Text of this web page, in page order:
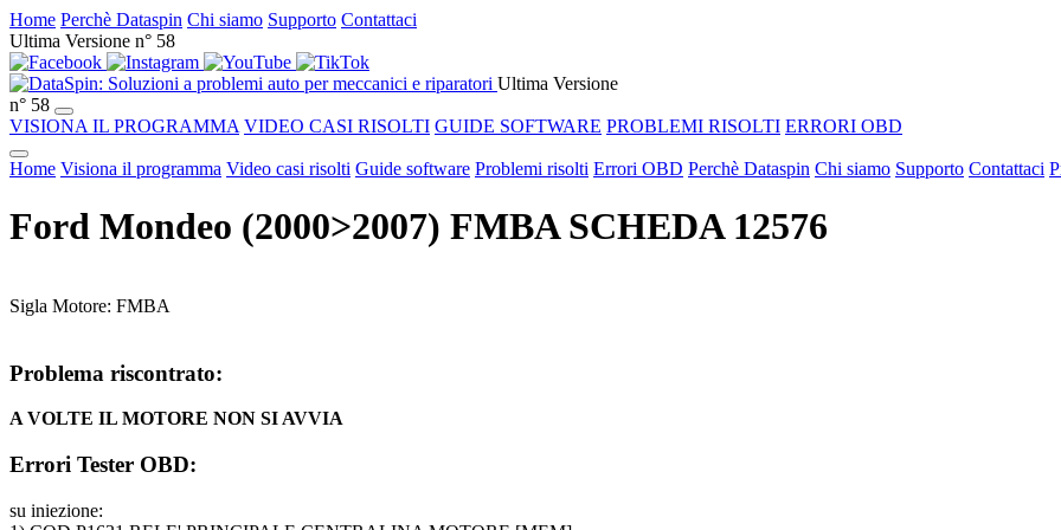
Home Perchè Dataspin Chi siamo Supporto Contattaci
Ultima Versione n° 58
Ultima Versione
n° 58
VISIONA IL PROGRAMMA VIDEO CASI RISOLTI GUIDE SOFTWARE PROBLEMI RISOLTI ERRORI OBD
Home Visiona il programma Video casi risolti Guide software Problemi risolti Errori OBD Perchè Dataspin Chi siamo Supporto Contattaci
Ford Mondeo (2000>2007) FMBA SCHEDA 12576
Sigla Motore: FMBA
Problema riscontrato:
A VOLTE IL MOTORE NON SI AVVIA
Errori Tester OBD:
su iniezione: